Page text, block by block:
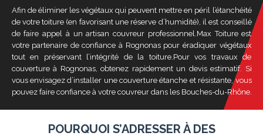
Afin de éliminer les végétaux qui peuvent mettre en péril l’étanchéité
de votre toiture (en favorisant une réserve d’humidité), il est conseillé
de faire appel à un artisan couvreur professionnel.Max Toiture est
votre partenaire de confiance à Rognonas pour éradiquer végétaux
tout en préservant l’intégrité de la toiture.Pour vos travaux de
couverture à Rognonas, obtenez rapidement un devis estimatif. Si
vous envisagez d’installer une couverture étanche et résistante, vous
pouvez faire confiance à votre couvreur dans les Bouches-du-Rhône.
POURQUOI S’ADRESSER À DES